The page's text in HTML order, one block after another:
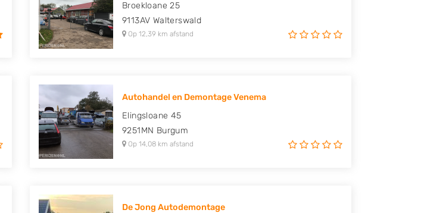
Broekloane 25
9113AV Walterswald
Op 12,39 km afstand
Autohandel en Demontage Venema
Elingsloane 45
9251MN Burgum
Op 14,08 km afstand
De Jong Autodemontage